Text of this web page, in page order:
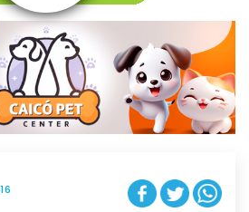
v
g
t
i
o
n